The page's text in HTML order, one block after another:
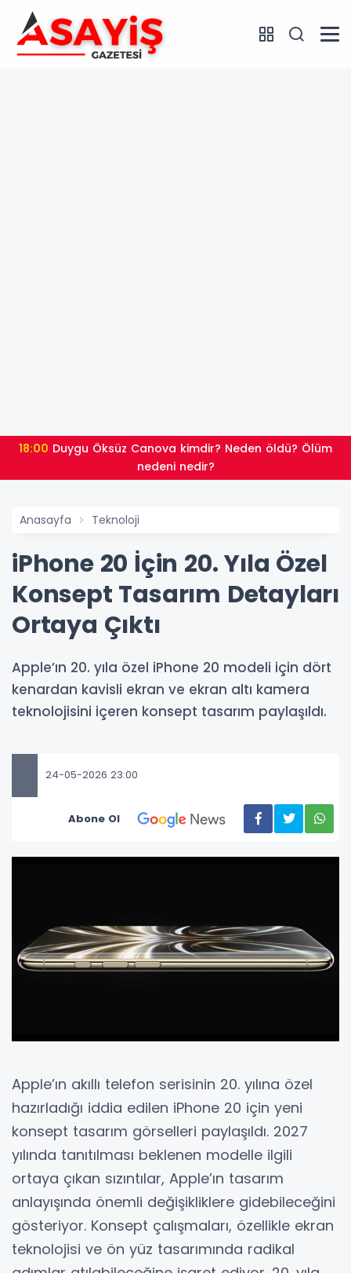
18:00
nedeni nedir?
Anasayfa Teknoloji
iPhone 20 İçin 20. Yıla Özel
Konsept Tasarım Detayları
Ortaya Çıktı
Apple’ın 20. yıla özel iPhone 20 modeli için dört
kenardan kavisli ekran ve ekran altı kamera
teknolojisini içeren konsept tasarım paylaşıldı.
24-05-2026 23:00
Abone Ol
Apple’ın akıllı telefon serisinin 20. yılına özel
hazırladığı iddia edilen iPhone 20 için yeni
konsept tasarım görselleri paylaşıldı. 2027
yılında tanıtılması beklenen modelle ilgili
ortaya çıkan sızıntılar, Apple’ın tasarım
anlayışında önemli değişikliklere gidebileceğini
gösteriyor. Konsept çalışmaları, özellikle ekran
teknolojisi ve ön yüz tasarımında radikal